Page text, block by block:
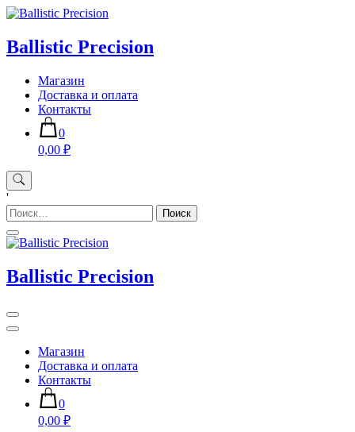
Skip
content
Ballistic Precision
Магазин
Доставка и оплата
Контакты
0
0,00 ₽
'
Найти:
Ballistic Precision
Магазин
Доставка и оплата
Контакты
0
0,00 ₽